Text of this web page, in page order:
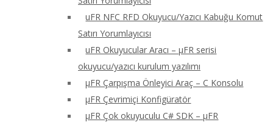
uFR NFC RFD Okuyucu/Yazıcı Kabuğu Komut
Satırı Yorumlayıcısı
uFR Okuyucular Aracı – μFR serisi
okuyucu/yazıcı kurulum yazılımı
μFR Çarpışma Önleyici Araç – C Konsolu
μFR Çevrimiçi Konfigüratör
μFR Çok okuyuculu C# SDK – μFR